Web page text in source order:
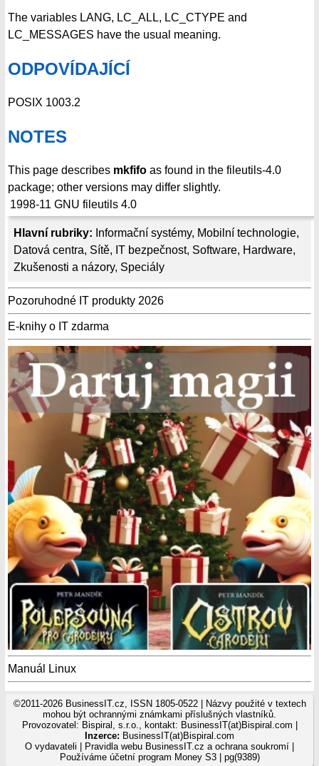
Hlavní rubriky: Informační systémy, Mobilní technologie,
Datová centra, Sítě, IT bezpečnost, Software, Hardware,
Zkušenosti a názory, Speciály
Pozoruhodné IT produkty 2026
E-knihy o IT zdarma
Manuál Linux
The variables LANG, LC_ALL, LC_CTYPE and
LC_MESSAGES have the usual meaning.
ODPOVÍDAJÍCÍ
POSIX 1003.2
NOTES
This page describes mkfifo as found in the fileutils-4.0
package; other versions may differ slightly.
1998-11 GNU fileutils 4.0
©2011-2026 BusinessIT.cz, ISSN 1805-0522 | Názvy použité v textech
mohou být ochrannými známkami příslušných vlastníků.
Provozovatel: Bispiral, s.r.o., kontakt: BusinessIT(at)Bispiral.com |
Inzerce: BusinessIT(at)Bispiral.com
O vydavateli
Pravidla webu BusinessIT.cz a ochrana soukromí
Používáme účetní program Money S3| pg(9389)